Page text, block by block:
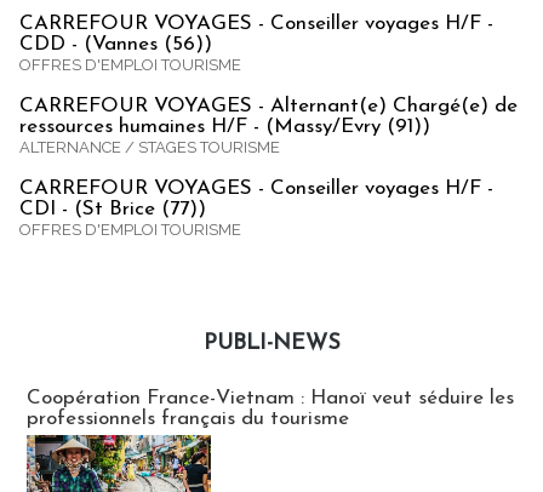
CARREFOUR VOYAGES - Conseiller voyages H/F -
CDD - (Vannes (56))
OFFRES D'EMPLOI TOURISME
CARREFOUR VOYAGES - Alternant(e) Chargé(e) de
ressources humaines H/F - (Massy/Evry (91))
ALTERNANCE / STAGES TOURISME
CARREFOUR VOYAGES - Conseiller voyages H/F -
CDI - (St Brice (77))
OFFRES D'EMPLOI TOURISME
PUBLI-NEWS
Coopération France-Vietnam : Hanoï veut séduire les
professionnels français du tourisme